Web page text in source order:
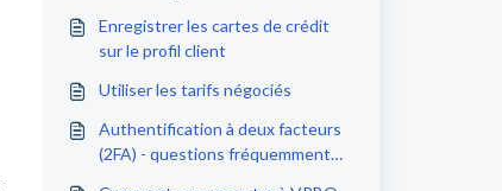
Enregistrer les cartes de crédit
sur le profil client
Utiliser les tarifs négociés
Authentification à deux facteurs
(2FA) - questions fréquemment